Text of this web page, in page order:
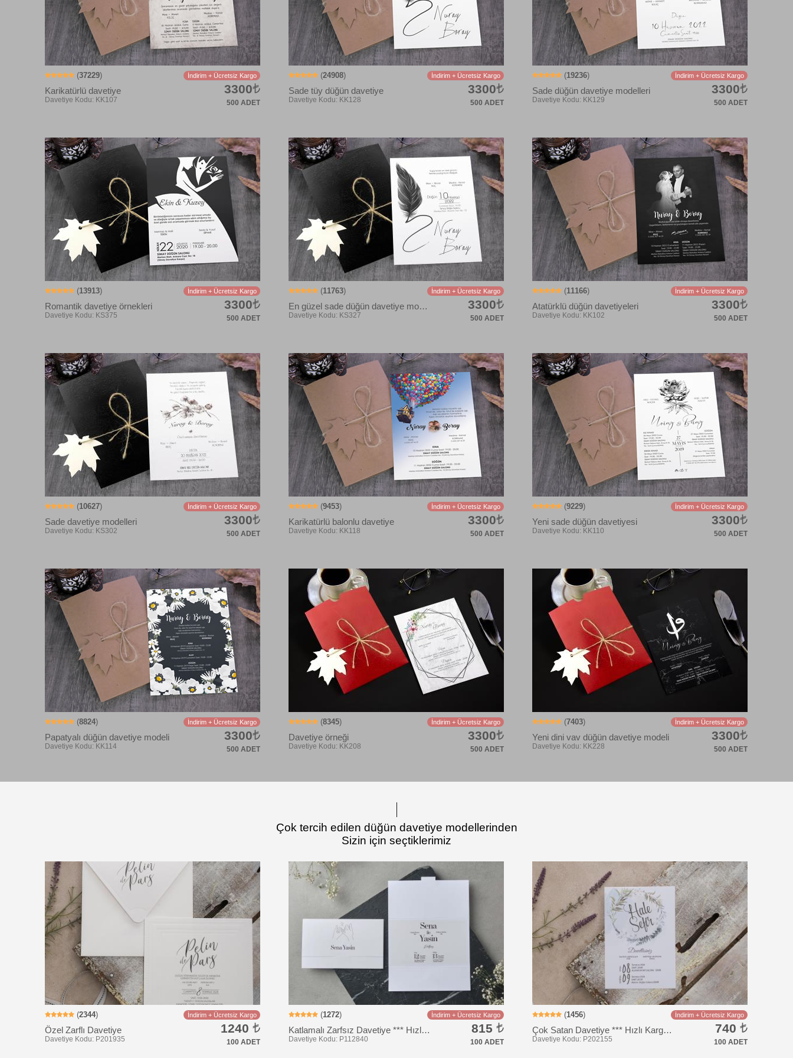
(37229) İndirim + Ücretsiz Kargo
Karikatürlü davetiye
Davetiye Kodu: KK107
3300
500 ADET
(24908) İndirim + Ücretsiz Kargo
Sade tüy düğün davetiye
Davetiye Kodu: KK128
3300
500 ADET
(19236) İndirim + Ücretsiz Kargo
Sade düğün davetiye modelleri
Davetiye Kodu: KK129
3300
500 ADET
(13913) İndirim + Ücretsiz Kargo
Romantik davetiye örnekleri
Davetiye Kodu: KS375
3300
500 ADET
(11763) İndirim + Ücretsiz Kargo
En güzel sade düğün davetiye modelleri
Davetiye Kodu: KS327
3300
500 ADET
(11166) İndirim + Ücretsiz Kargo
Atatürklü düğün davetiyeleri
Davetiye Kodu: KK102
3300
500 ADET
(10627) İndirim + Ücretsiz Kargo
Sade davetiye modelleri
Davetiye Kodu: KS302
3300
500 ADET
(9453) İndirim + Ücretsiz Kargo
Karikatürlü balonlu davetiye
Davetiye Kodu: KK118
3300
500 ADET
(9229) İndirim + Ücretsiz Kargo
Yeni sade düğün davetiyesi
Davetiye Kodu: KK110
3300
500 ADET
(8824) İndirim + Ücretsiz Kargo
Papatyalı düğün davetiye modeli 3300
500 ADET
(8345) İndirim + Ücretsiz Kargo
Davetiye örneği 3300
500 ADET
(7403) İndirim + Ücretsiz Kargo
Yeni dini vav düğün davetiye modeli 3300
500 ADET
Çok tercih edilen düğün davetiye modellerinden
Sizin için seçtiklerimiz
(2344) İndirim + Ücretsiz Kargo
Özel Zarflı Davetiye 1240
100 ADET
(1272) İndirim + Ücretsiz Kargo
Katlamalı Zarfsız Davetiye *** Hızlı Kargo *** 815
100 ADET
(1456) İndirim + Ücretsiz Kargo
Çok Satan Davetiye *** Hızlı Kargo *** Ucuz Fiyat 740
100 ADET